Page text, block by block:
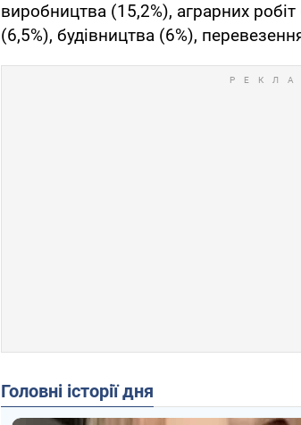
виробництва (15,2%), аграрних
(6,5%), будівництва (6%),
Головні історії дня